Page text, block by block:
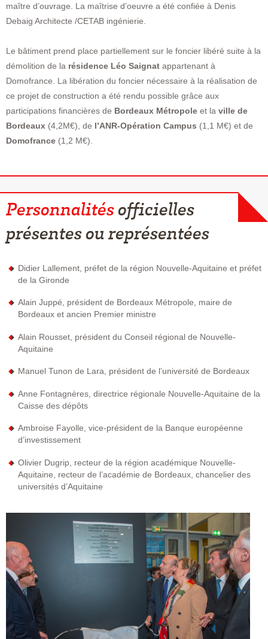
maître d’ouvrage. La maîtrise d’oeuvre a été confiée à Denis
Debaig Architecte /CETAB ingénierie.
Le bâtiment prend place partiellement sur le foncier libéré suite à la
démolition de la résidence Léo Saignat appartenant à
Domofrance. La libération du foncier nécessaire à la réalisation de
ce projet de construction a été rendu possible grâce aux
participations financières de Bordeaux Métropole et la ville de
Bordeaux (4,2M€), de l’ANR-Opération Campus (1,1 M€) et de
Domofrance (1,2 M€).
Personnalitésofficielles
présentes ou représentées
Didier Lallement, préfet de la région Nouvelle-Aquitaine et préfet
de la Gironde
Alain Juppé, président de Bordeaux Métropole, maire de
Bordeaux et ancien Premier ministre
Alain Rousset, président du Conseil régional de Nouvelle-
Aquitaine
Manuel Tunon de Lara, président de l’université de Bordeaux
Anne Fontagnères, directrice régionale Nouvelle-Aquitaine de la
Caisse des dépôts
Ambroise Fayolle, vice-président de la Banque européenne
d’investissement
Olivier Dugrip, recteur de la région académique Nouvelle-
Aquitaine, recteur de l’académie de Bordeaux, chancelier des
universités d’Aquitaine